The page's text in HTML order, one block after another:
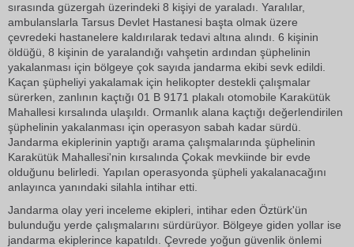
sırasında güzergah üzerindeki 8 kişiyi de yaraladı. Yaralılar,
ambulanslarla Tarsus Devlet Hastanesi başta olmak üzere
çevredeki hastanelere kaldırılarak tedavi altına alındı. 6 kişinin
öldüğü, 8 kişinin de yaralandığı vahşetin ardından şüphelinin
yakalanması için bölgeye çok sayıda jandarma ekibi sevk edildi.
Kaçan şüpheliyi yakalamak için helikopter destekli çalışmalar
sürerken, zanlının kaçtığı 01 B 9171 plakalı otomobile Karakütük
Mahallesi kırsalında ulaşıldı. Ormanlık alana kaçtığı değerlendirilen
şüphelinin yakalanması için operasyon sabah kadar sürdü.
Jandarma ekiplerinin yaptığı arama çalışmalarında şüphelinin
Karakütük Mahallesi'nin kırsalında Çokak mevkiinde bir evde
olduğunu belirledi. Yapılan operasyonda şüpheli yakalanacağını
anlayınca yanındaki silahla intihar etti.
Jandarma olay yeri inceleme ekipleri, intihar eden Öztürk'ün
bulunduğu yerde çalışmalarını sürdürüyor. Bölgeye giden yollar ise
jandarma ekiplerince kapatıldı. Çevrede yoğun güvenlik önlemi